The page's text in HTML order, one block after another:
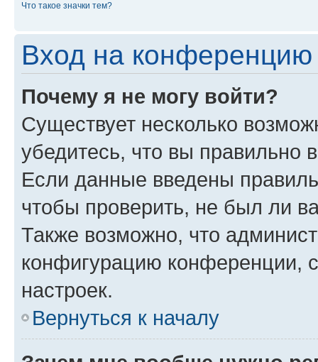
Что такое значки тем?
Вход на конференцию
Почему я не могу войти?
Существует несколько
убедитесь, что вы правильно
Если данные введены
чтобы проверить, не был ли
Также возможно, что
конфигурацию конференции,
настроек.
Вернуться к началу